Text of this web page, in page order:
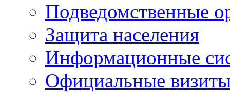
Подведомственные
Защита населения
Информационные
Официальные